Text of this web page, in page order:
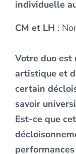
individuelle
CM et LH :
Votre duo est
artistique et
certain
savoir
Est-ce que